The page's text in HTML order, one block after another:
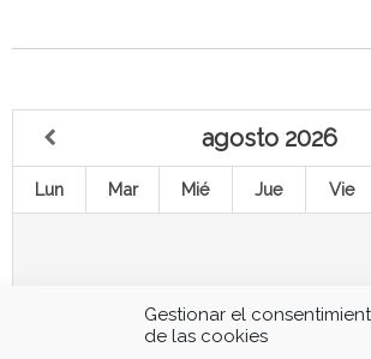
Gestionar el
de las cookies
agosto 2026
Lun Mar Mié Jue Vie